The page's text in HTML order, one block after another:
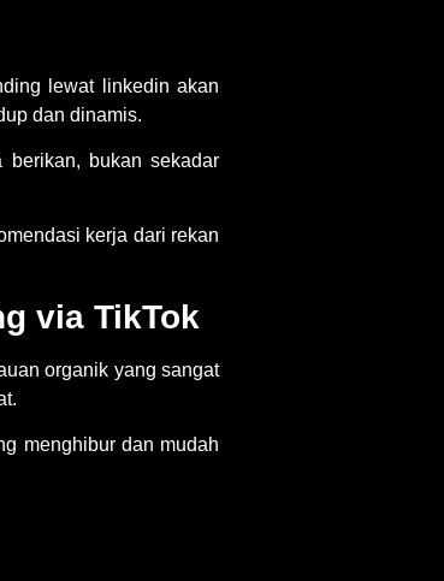
lewat linkedin akan
dan dinamis.
bukan sekadar
kerja dari rekan
via TikTok
organik yang sangat
menghibur dan mudah